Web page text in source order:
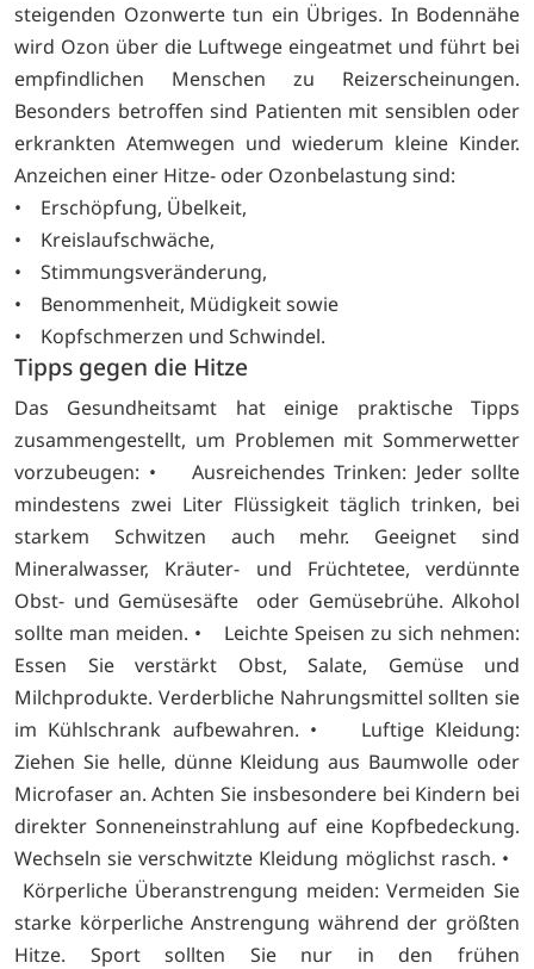
steigenden Ozonwerte tun ein Übriges. In Bodennähe
wird Ozon über die Luftwege eingeatmet und führt bei
empfindlichen Menschen zu Reizerscheinungen.
Besonders betroffen sind Patienten mit sensiblen oder
erkrankten Atemwegen und wiederum kleine Kinder.
Anzeichen einer Hitze- oder Ozonbelastung sind:
• Erschöpfung, Übelkeit,
• Kreislaufschwäche,
• Stimmungsveränderung,
• Benommenheit, Müdigkeit sowie
• Kopfschmerzen und Schwindel.
Tipps gegen die Hitze
Das Gesundheitsamt hat einige praktische Tipps
zusammengestellt, um Problemen mit Sommerwetter
vorzubeugen: • Ausreichendes Trinken: Jeder sollte
mindestens zwei Liter Flüssigkeit täglich trinken, bei
starkem Schwitzen auch mehr. Geeignet sind
Mineralwasser, Kräuter- und Früchtetee, verdünnte
Obst- und Gemüsesäfte oder Gemüsebrühe. Alkohol
sollte man meiden. • Leichte Speisen zu sich nehmen:
Essen Sie verstärkt Obst, Salate, Gemüse und
Milchprodukte. Verderbliche Nahrungsmittel sollten sie
im Kühlschrank aufbewahren. • Luftige Kleidung:
Ziehen Sie helle, dünne Kleidung aus Baumwolle oder
Microfaser an. Achten Sie insbesondere bei Kindern bei
direkter Sonneneinstrahlung auf eine Kopfbedeckung.
Wechseln sie verschwitzte Kleidung möglichst rasch. •
Körperliche Überanstrengung meiden: Vermeiden Sie
starke körperliche Anstrengung während der größten
Hitze. Sport sollten Sie nur in den frühen